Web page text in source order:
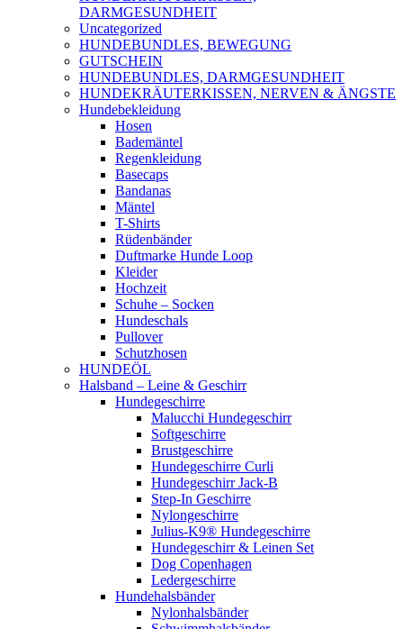
DARMGESUNDHEIT
Uncategorized
HUNDEBUNDLES, BEWEGUNG
GUTSCHEIN
HUNDEBUNDLES, DARMGESUNDHEIT
HUNDEKRÄUTERKISSEN, NERVEN & ÄNGSTE
Hundebekleidung
Hosen
Bademäntel
Regenkleidung
Basecaps
Bandanas
Mäntel
T-Shirts
Rüdenbänder
Duftmarke Hunde Loop
Kleider
Hochzeit
Schuhe – Socken
Hundeschals
Pullover
Schutzhosen
HUNDEÖL
Halsband – Leine & Geschirr
Hundegeschirre
Malucchi Hundegeschirr
Softgeschirre
Brustgeschirre
Hundegeschirre Curli
Hundegeschirr Jack-B
Step-In Geschirre
Nylongeschirre
Julius-K9® Hundegeschirre
Hundegeschirr & Leinen Set
Dog Copenhagen
Ledergeschirre
Hundehalsbänder
Nylonhalsbänder